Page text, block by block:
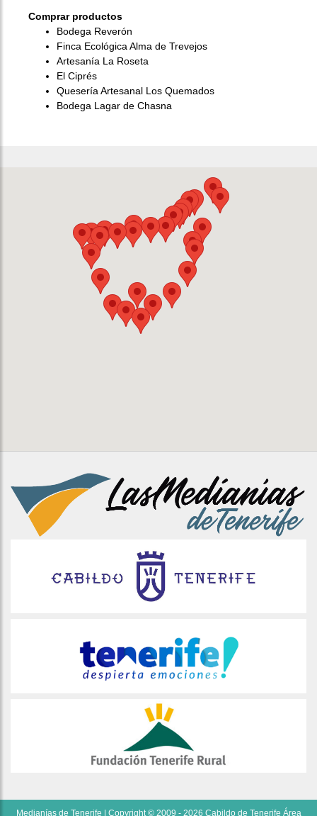
Comprar productos
Bodega Reverón
Finca Ecológica Alma de Trevejos
Artesanía La Roseta
El Ciprés
Quesería Artesanal Los Quemados
Bodega Lagar de Chasna
Medianías de Tenerife | Copyright © 2009 - 2026 Cabildo de Tenerife Área